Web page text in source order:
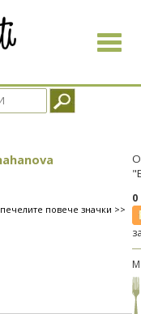
Toggle
повече значки >>